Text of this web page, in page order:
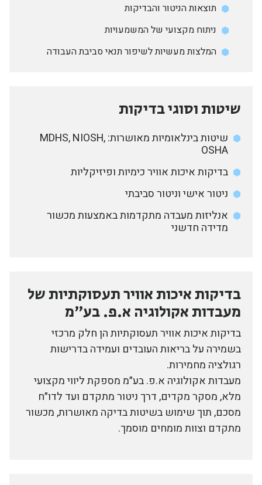
תוצאות הניטור והבדיקות
ניתוח מקצועי של המשמעויות
המלצות מעשיות לשיפור תנאי סביבת העבודה
שיטות וסוגי בדיקות
שיטות בינלאומיות מאושרות: MDHS, NIOSH,
OSHA
בדיקות איכות אוויר כימיות ופיזיקליות
ניטור אישי וניטור סביבתי
אנליזות מעבדה מתקדמות באמצעות מכשור
מדידה חדשני
בדיקות איכות אוויר תעסוקתיות של
מעבדות אקולוגיה א.פ. בע״מ
בדיקות איכות אוויר תעסוקתיות הן חלק מרכזי
בשמירה על בריאות העובדים ועמידה בדרישות
רגולציה מחמירות.
מעבדות אקולוגיה א.פ. בע״מ מספקת ליווי מקצועי
מלא, מסקר מקדים, דרך ניטור מתקדם ועד לדו״ח
מסכם, תוך שימוש בשיטות בדיקה מאושרות, מכשור
מתקדם וצוות מומחים מוסמך.